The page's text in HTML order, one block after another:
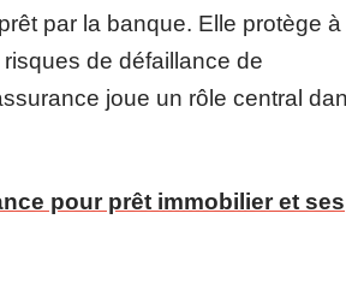
par la banque. Elle protège à
risques de défaillance de
joue un rôle central
pour prêt immobilier et ses